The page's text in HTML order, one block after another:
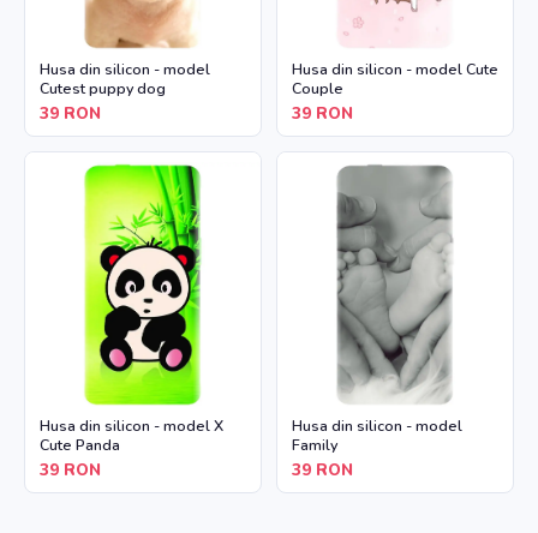
Husa din silicon - model
Cutest puppy dog
39 RON
Husa din silicon - model Cute
Couple
39 RON
Husa din silicon - model X
Cute Panda
39 RON
Husa din silicon - model
Family
39 RON